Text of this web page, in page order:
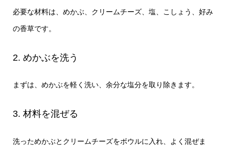
必要な材料は、めかぶ、クリームチーズ、塩、こしょう、好み
の香草です。
2. めかぶを洗う
まずは、めかぶを軽く洗い、余分な塩分を取り除きます。
3. 材料を混ぜる
洗っためかぶとクリームチーズをボウルに入れ、よく混ぜま